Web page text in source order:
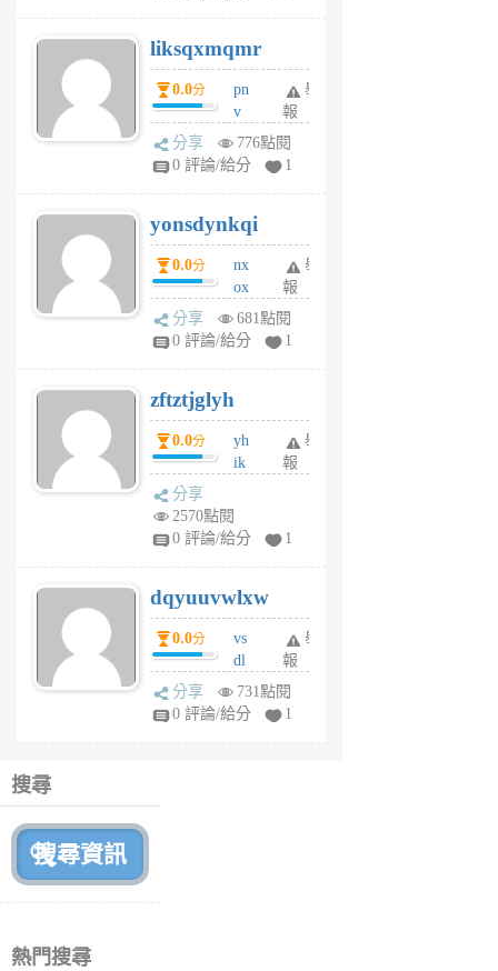
6
個
月
前
liksqxmqmr
0.0分
pn
v
wt
sv
6
個
月
前
舉
報
分享
776點閱
0 評論/給分
1
yonsdynkqi
0.0分
nx
ox
rh
pe
月
前
舉
報
分享
681點閱
0 評論/給分
1
zftztjglyh
0.0分
yh
ik
tu
6
個
月
前
舉
報
分享
2570點閱
0 評論/給分
1
dqyuuvwlxw
0.0分
vs
dl
sq
fy
舉
報
分享
731點閱
0 評論/給分
1
搜尋
熱門搜尋